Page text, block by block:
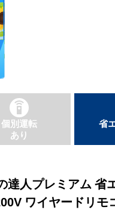
個別運転
あり
省
達人プレミアム 省
ワイヤードリモ